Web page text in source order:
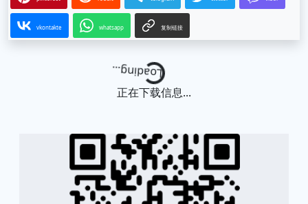
vkontakte whatsapp 复制链接
Loading...
正在下载信息...